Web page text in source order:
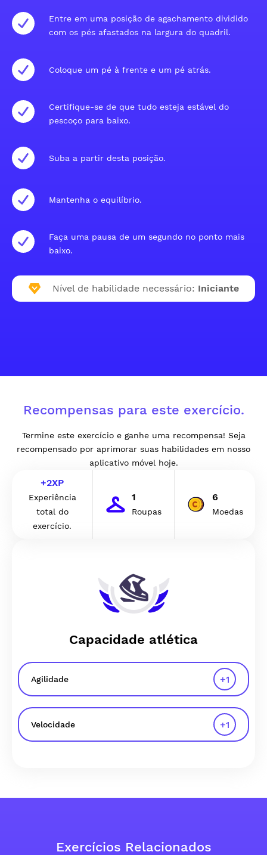
Entre em uma posição de agachamento dividido
com os pés afastados na largura do quadril.
Coloque um pé à frente e um pé atrás.
Certifique-se de que tudo esteja estável do
pescoço para baixo.
Suba a partir desta posição.
Mantenha o equilíbrio.
Faça uma pausa de um segundo no ponto mais
baixo.
Nível de habilidade necessário: Iniciante
Recompensas para este exercício.
Termine este exercício e ganhe uma recompensa! Seja
recompensado por aprimorar suas habilidades em nosso
aplicativo móvel hoje.
+2XP
Experiência
total do
exercício.
1
Roupas
6
Moedas
Capacidade atlética
Agilidade +1
Velocidade +1
Exercícios Relacionados